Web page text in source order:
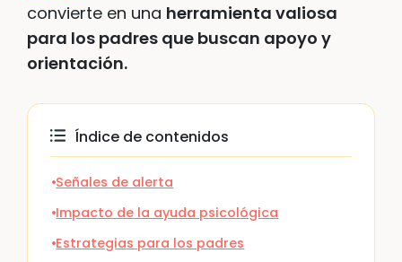
convierte en una herramienta valiosa
para los padres que buscan apoyo y
orientación.
Índice de contenidos
Señales de alerta
Impacto de la ayuda psicológica
Estrategias para los padres